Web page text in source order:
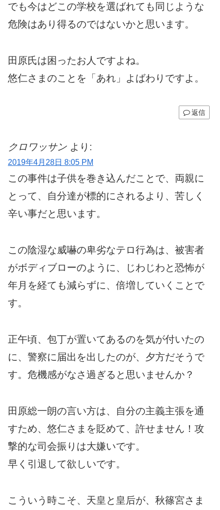
でも今はどこの学校を選ばれても同じような
危険はあり得るのではないかと思います。
田原氏は困ったお人ですよね。
悠仁さまのことを「あれ」よばわりですよ。
返信
クロワッサン より:
2019年4月28日 8:05 PM
この事件は子供を巻き込んだことで、両親に
とって、自分達が標的にされるより、苦しく
辛い事だと思います。
この陰湿な威嚇の卑劣なテロ行為は、被害者
がボディブローのように、じわじわと恐怖が
年月を経ても減らずに、倍増していくことで
す。
正午頃、包丁が置いてあるのを気が付いたの
に、警察に届出を出したのが、夕方だそうで
す。危機感がなさ過ぎると思いませんか？
田原総一朗の言い方は、自分の主義主張を通
すため、悠仁さまを貶めて、許せません！攻
撃的な司会振りは大嫌いです。
早く引退して欲しいです。
こういう時こそ、天皇と皇后が、秋篠宮さま